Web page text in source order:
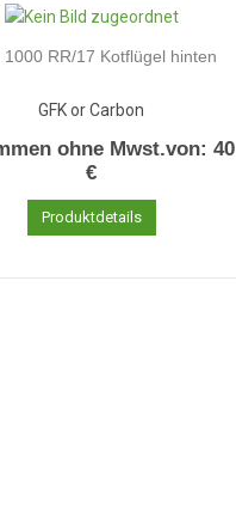
1000 RR/17 Kotflügel hinten
GFK or Carbon
ohne Mwst.von:40
€
Produktdetails